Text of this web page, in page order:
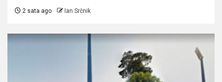
2 sata ago Ian Srčnik